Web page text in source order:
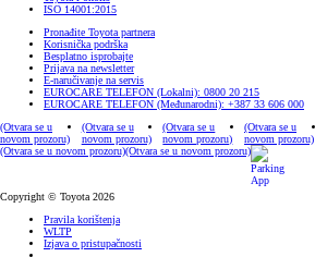
ISO 14001:2015
Pronađite Toyota partnera
Korisnička podrška
Besplatno isprobajte
Prijava na newsletter
E-naručivanje na servis
EUROCARE TELEFON (Lokalni): 0800 20 215
EUROCARE TELEFON (Međunarodni): +387 33 606 000
(Otvara se u
novom prozoru)
(Otvara se u
novom prozoru)
(Otvara se u
novom prozoru)
(Otvara se u
novom prozoru)
(Otvara se u novom prozoru)(Otvara se u novom prozoru)
Copyright © Toyota 2026
Pravila korištenja
WLTP
Izjava o pristupačnosti